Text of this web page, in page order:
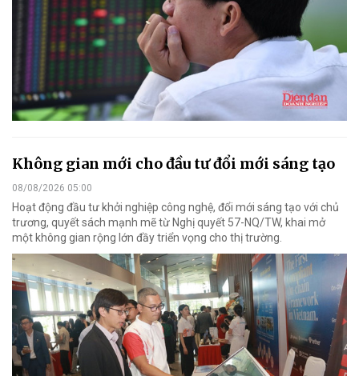
Không gian mới cho đầu tư đổi mới sáng tạo
08/08/2026 05:00
Hoạt động đầu tư khởi nghiệp công nghệ, đổi mới sáng tạo với chủ
trương, quyết sách mạnh mẽ từ Nghị quyết 57-NQ/TW, khai mở
một không gian rộng lớn đầy triển vọng cho thị trường.